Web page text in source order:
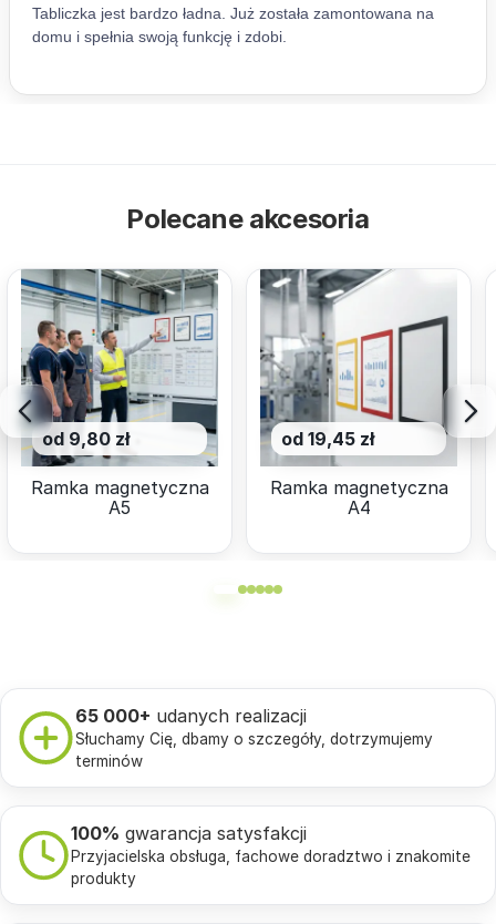
Polecane akcesoria
od 9,80 zł
Ramka magnetyczna
A5
od 19,45 zł
Ramka magnetyczna
A4
65 000+ udanych realizacji
Słuchamy Cię, dbamy o szczegóły, dotrzymujemy
terminów
100% gwarancja satysfakcji
Przyjacielska obsługa, fachowe doradztwo i znakomite
produkty